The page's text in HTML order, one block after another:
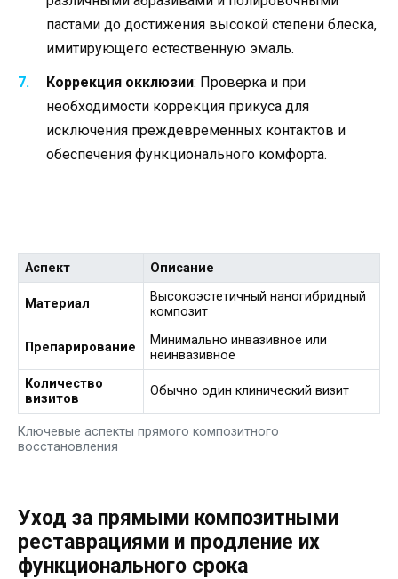
пастами до достижения высокой степени блеска,
имитирующего естественную эмаль.
Коррекция окклюзии: Проверка и при
необходимости коррекция прикуса для
исключения преждевременных контактов и
обеспечения функционального комфорта.
Ключевые аспекты прямого композитного
восстановления
Аспект Описание
Материал
Высокоэстетичный наногибридный
композит
Препарирование
Минимально инвазивное или
неинвазивное
Количество
визитов
Обычно один клинический визит
Уход за прямыми композитными
реставрациями и продление их
функционального срока